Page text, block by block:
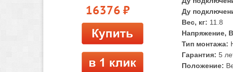
16376 руб.
Ду
Вес, кг: 11.8
Напряжение,
Тип монтажа:
Гарантия: 5
Положение: